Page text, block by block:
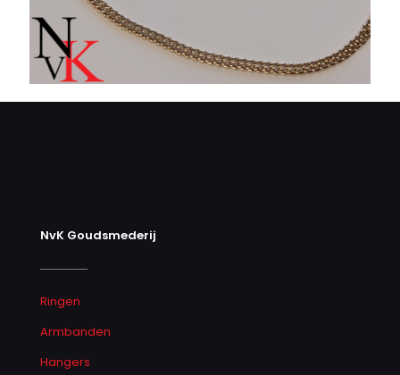
NvK Goudsmederij
Ringen
Armbanden
Hangers